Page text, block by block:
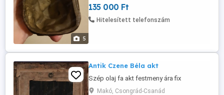
5
135 000 Ft
Hitelesített telefonszám
Antik Czene Béla akt
Szép olaj fa akt festmeny ára fix
Makó, Csongrád-Csanád